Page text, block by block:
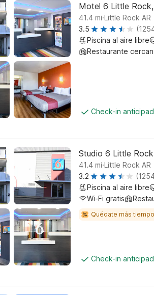
Motel 6 Little
41.4 mi.Little Rock AR
3.5
Piscina al aire libre
Restaurante
Check-in
Studio 6 Little
41.4 mi.Little Rock AR
3.2
Piscina al aire libre
Wi-Fi gratis
Quédate más
Check-in